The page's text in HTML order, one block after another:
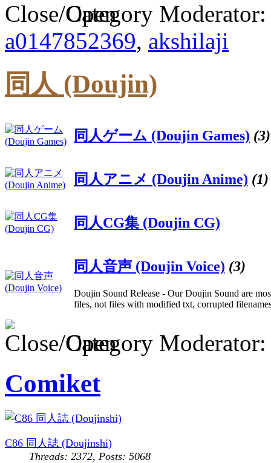
Category
a0147852369, akshilaji
同人 (Doujin)
同人ゲーム (Doujin Games) (3)
同人アニメ (Doujin Anime) (1)
同人CG集 (Doujin CG)
同人音声 (Doujin Voice) (3)
Doujin Sound Release - Our Doujin Sound are
files, not files with modified txt, corrupted
Category
Comiket
C86 同人誌 (Doujinshi)
Threads: 2372, Posts: 5068